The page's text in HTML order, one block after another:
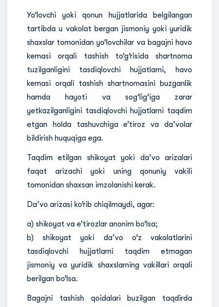
Yo‘lovchi yoki qonun hujjatlarida belgilangan
tartibda u vakolat bergan jismoniy yoki yuridik
shaxslar tomonidan yo‘lovchilar va bagajni havo
kemasi orqali tashish to‘g‘risida shartnoma
tuzilganligini tasdiqlovchi hujjatlarni, havo
kemasi orqali tashish shartnomasini buzganlik
hamda hayoti va sog‘lig‘iga zarar
yetkazilganligini tasdiqlovchi hujjatlarni taqdim
etgan holda tashuvchiga e’tiroz va da’volar
bildirish huquqiga ega.
Taqdim etilgan shikoyat yoki da’vo arizalari
faqat arizachi yoki uning qonuniy vakili
tomonidan shaxsan imzolanishi kerak.
Da’vo arizasi ko‘rib chiqilmaydi, agar:
a) shikoyat va e’tirozlar anonim bo‘lsa;
b) shikoyat yoki da’vo o‘z vakolatlarini
tasdiqlovchi hujjatlarni taqdim etmagan
jismoniy va yuridik shaxslarning vakillari orqali
berilgan bo‘lsa.
Bagajni tashish qoidalari buzilgan taqdirda